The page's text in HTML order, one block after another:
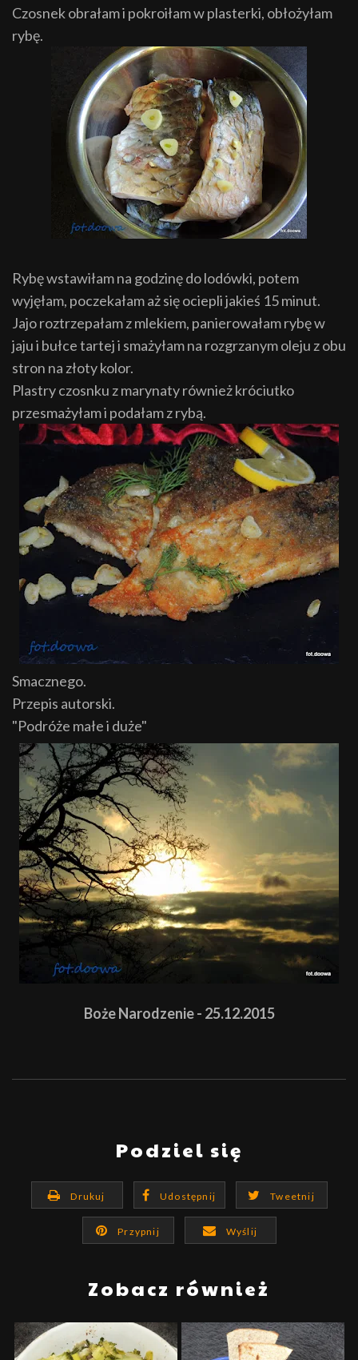
Czosnek obrałam i pokroiłam w plasterki, obłożyłam
rybę.
Rybę wstawiłam na godzinę do lodówki, potem
wyjęłam, poczekałam aż się ociepli jakieś 15 minut.
Jajo roztrzepałam z mlekiem, panierowałam rybę w
jaju i bułce tartej i smażyłam na rozgrzanym oleju z obu
stron na złoty kolor.
Plastry czosnku z marynaty również króciutko
przesmażyłam i podałam z rybą.
Smacznego.
Przepis autorski.
"Podróże małe i duże"
Boże Narodzenie - 25.12.2015
Podziel się
Drukuj Udostępnij Tweetnij
Przypnij Wyślij
Zobacz również